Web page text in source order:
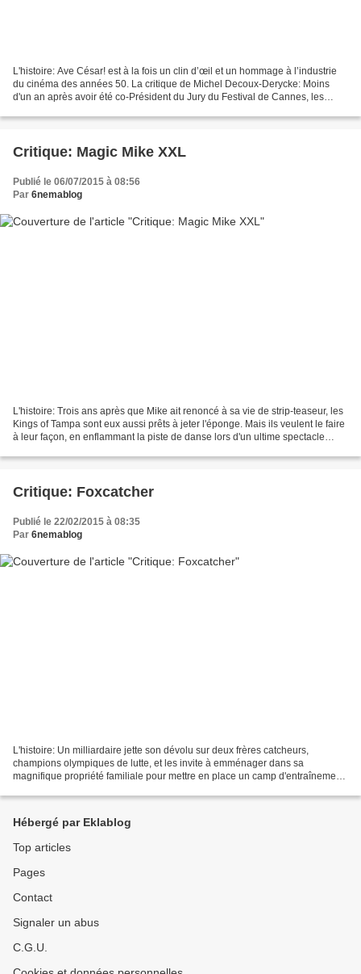
L'histoire: Ave César! est à la fois un clin d’œil et un hommage à l’industrie
du cinéma des années 50. La critique de Michel Decoux-Derycke: Moins
d'un an après avoir été co-Président du Jury du Festival de Cannes, les
Critique: Magic Mike XXL
Publié le 06/07/2015 à 08:56
Par 6nemablog
L'histoire: Trois ans après que Mike ait renoncé à sa vie de strip-teaseur, les
Kings of Tampa sont eux aussi prêts à jeter l'éponge. Mais ils veulent le faire
à leur façon, en enflammant la piste de danse lors d'un ultime spectacle
Critique: Foxcatcher
Publié le 22/02/2015 à 08:35
Par 6nemablog
L'histoire: Un milliardaire jette son dévolu sur deux frères catcheurs,
champions olympiques de lutte, et les invite à emménager dans sa
magnifique propriété familiale pour mettre en place un camp d'entraînement
Hébergé par Eklablog
Top articles
Pages
Contact
Signaler un abus
C.G.U.